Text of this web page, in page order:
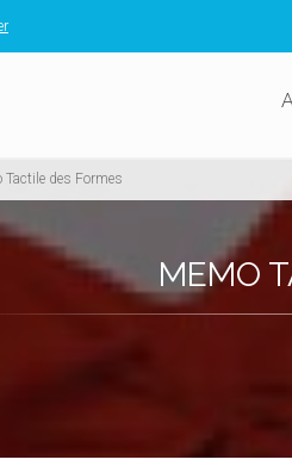
Tactile des Formes
MEMO